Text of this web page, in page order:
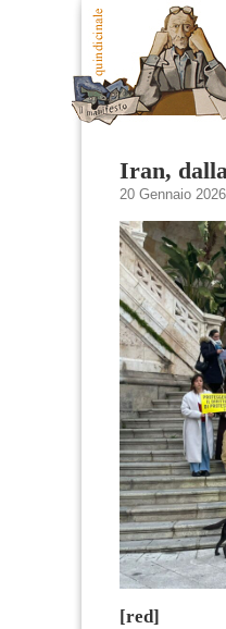
Iran,
20 Gennaio 2026
[red]